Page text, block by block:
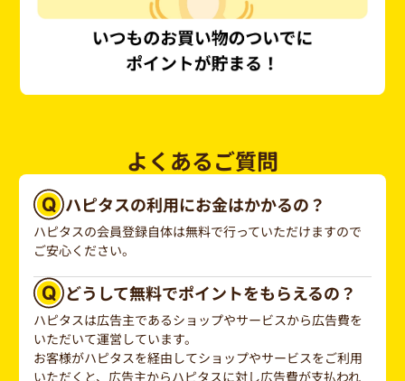
よくあるご質問
ハピタスの利用にお金はかかるの？
ハピタスの会員登録自体は無料で行っていただけますので
ご安心ください。
どうして無料でポイントをもらえるの？
ハピタスは広告主であるショップやサービスから広告費を
いただいて運営しています。
お客様がハピタスを経由してショップやサービスをご利用
いただくと、広告主からハピタスに対し広告費が支払われ